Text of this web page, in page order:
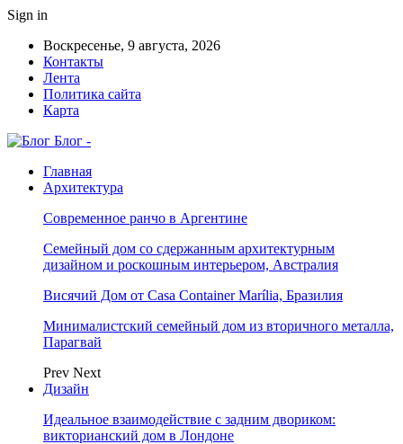
Sign in
Воскресенье, 9 августа, 2026
Контакты
Лента
Политика сайта
Карта
Блог -
Главная
Архитектура
Современное ранчо в Аргентине
Семейный дом со сдержанным архитектурным
дизайном и роскошным интерьером, Австралия
Висячий Дом от Casa Container Marília, Бразилия
Минималистский семейный дом из вторичного металла,
Парагвай
Prev Next
Дизайн
Идеальное взаимодействие с задним двориком:
викторианский дом в Лондоне